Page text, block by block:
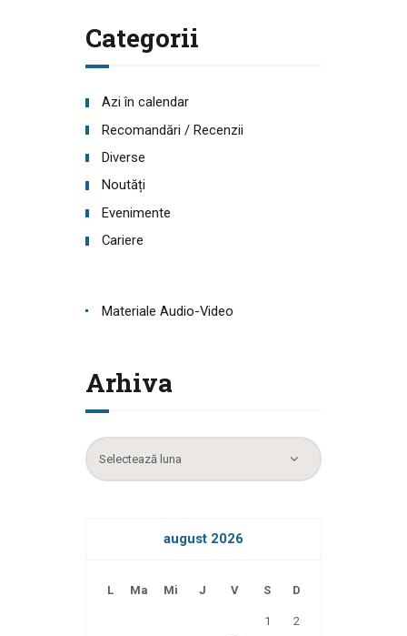
Categorii
Azi în calendar
Recomandări / Recenzii
Diverse
Noutăți
Evenimente
Cariere
Materiale Audio-Video
Arhiva
Arhiva
august 2026
L Ma Mi J V S D
1 2